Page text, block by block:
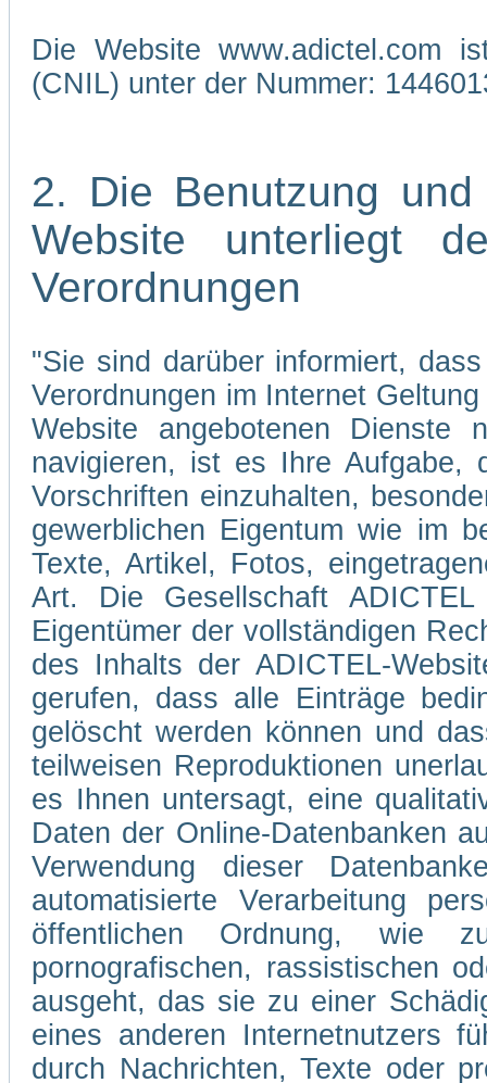
Die Website www.adictel.com
(CNIL) unter der Nummer:
2. Die Benutzung
Website unterliegt
Verordnungen
"Sie sind darüber informiert,
Verordnungen im Internet
Website angebotenen Dienste
navigieren, ist es Ihre Aufgabe,
Vorschriften einzuhalten,
gewerblichen Eigentum wie im
Texte, Artikel, Fotos,
Art. Die Gesellschaft
Eigentümer der vollständigen
des Inhalts der ADICTEL-
gerufen, dass alle Einträge
gelöscht werden können und
teilweisen Reproduktionen
es Ihnen untersagt, eine
Daten der Online-Datenbanken
Verwendung dieser
automatisierte Verarbeitung
öffentlichen Ordnung, wie
pornografischen, rassistischen
ausgeht, das sie zu einer
eines anderen Internetnutzers
durch Nachrichten, Texte oder